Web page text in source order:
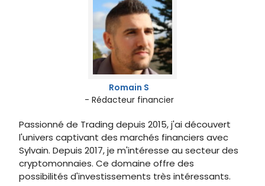
Romain S
- Rédacteur financier
Passionné de Trading depuis 2015, j'ai découvert
l'univers captivant des marchés financiers avec
Sylvain. Depuis 2017, je m'intéresse au secteur des
cryptomonnaies. Ce domaine offre des
possibilités d'investissements très intéressants.